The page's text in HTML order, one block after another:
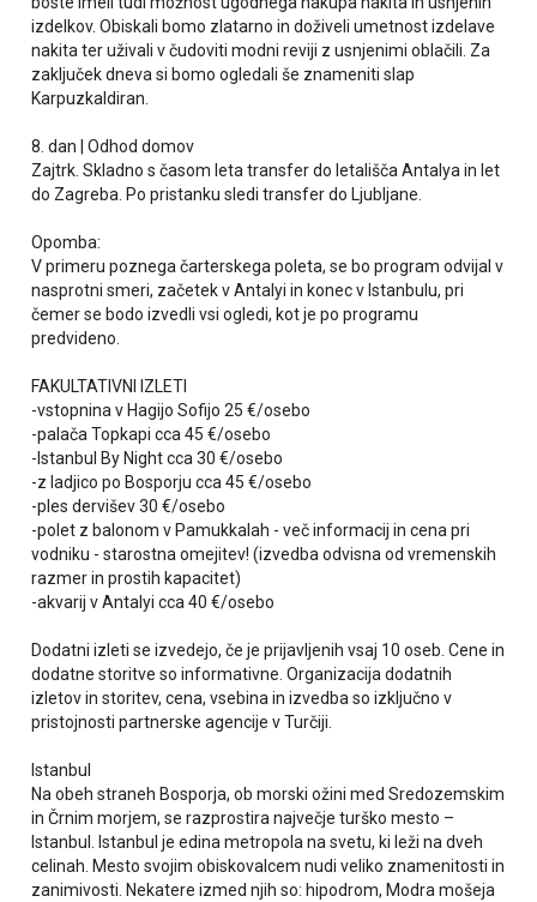
izdelkov. Obiskali bomo zlatarno in doživeli umetnost izdelave
nakita ter uživali v čudoviti modni reviji z usnjenimi oblačili. Za
zaključek dneva si bomo ogledali še znameniti slap
Karpuzkaldiran.
8. dan | Odhod domov
Zajtrk. Skladno s časom leta transfer do letališča Antalya in let
do Zagreba. Po pristanku sledi transfer do Ljubljane.
Opomba:
V primeru poznega čarterskega poleta, se bo program odvijal v
nasprotni smeri, začetek v Antalyi in konec v Istanbulu, pri
čemer se bodo izvedli vsi ogledi, kot je po programu
predvideno.
FAKULTATIVNI IZLETI
-vstopnina v Hagijo Sofijo 25 €/osebo
-palača Topkapi cca 45 €/osebo
-Istanbul By Night cca 30 €/osebo
-z ladjico po Bosporju cca 45 €/osebo
-ples dervišev 30 €/osebo
-polet z balonom v Pamukkalah - več informacij in cena pri
vodniku - starostna omejitev! (izvedba odvisna od vremenskih
razmer in prostih kapacitet)
-akvarij v Antalyi cca 40 €/osebo
Dodatni izleti se izvedejo, če je prijavljenih vsaj 10 oseb. Cene in
dodatne storitve so informativne. Organizacija dodatnih
izletov in storitev, cena, vsebina in izvedba so izključno v
pristojnosti partnerske agencije v Turčiji.
Istanbul
Na obeh straneh Bosporja, ob morski ožini med Sredozemskim
in Črnim morjem, se razprostira največje turško mesto –
Istanbul. Istanbul je edina metropola na svetu, ki leži na dveh
celinah. Mesto svojim obiskovalcem nudi veliko znamenitosti in
zanimivosti. Nekatere izmed njih so: hipodrom, Modra mošeja